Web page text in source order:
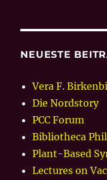
NEUESTE
Vera F.
Die Nordstory
PCC Forum
Bibliotheca
Plant-Based
Lectures on